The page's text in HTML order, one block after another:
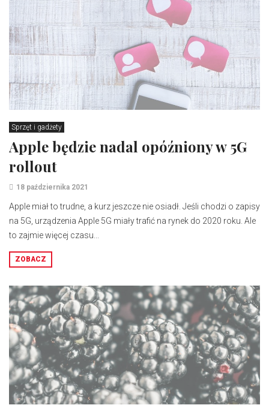
Sprzęt i gadżety
Apple będzie nadal opóźniony w 5G
rollout
18 października 2021
Apple miał to trudne, a kurz jeszcze nie osiadł. Jeśli chodzi o zapisy
na 5G, urządzenia Apple 5G miały trafić na rynek do 2020 roku. Ale
to zajmie więcej czasu...
ZOBACZ